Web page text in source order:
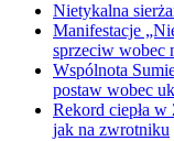
Nietykalna
Manifestacje
sprzeciw wobec
Wspólnota
postaw wobec
Rekord ciepła w
jak na zwrotniku